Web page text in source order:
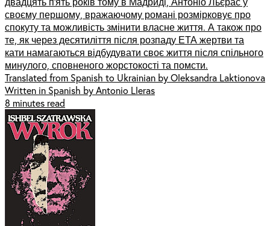
своєму першому, вражаючому романі розмірковує про
спокуту та можливість змінити власне життя. А також про
те, як через десятиліття після розпаду ЕТА жертви та
кати намагаються відбудувати своє життя після спільного
минулого, сповненого жорстокості та помсти.
Translated from Spanish to Ukrainian by Oleksandra Laktionova
Written in Spanish by Antonio Lleras
8 minutes read